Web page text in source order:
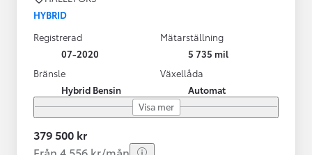
HYBRID
Registrerad
07-2020
Mätarställning
5 735 mil
Bränsle
Hybrid Bensin
Växellåda
Automat
Visa mer
379 500 kr
Från 4 556 kr/mån